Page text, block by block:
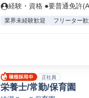
経験・資格 ●要普通免許
業界未経験歓迎 フリーター
正社員
栄養士/常勤/保育園